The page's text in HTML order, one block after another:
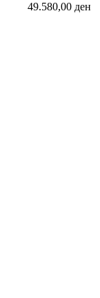
49.580,00 ден